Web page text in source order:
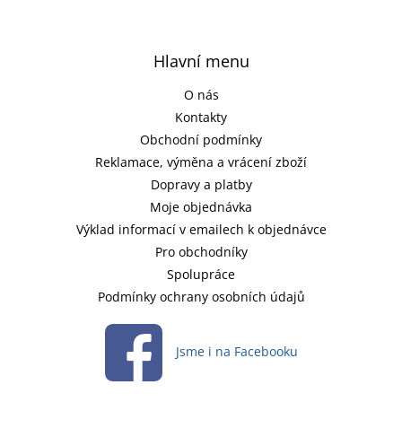
Hlavní menu
O nás
Kontakty
Obchodní podmínky
Reklamace, výměna a vrácení zboží
Dopravy a platby
Moje objednávka
Výklad informací v emailech k objednávce
Pro obchodníky
Spolupráce
Podmínky ochrany osobních údajů
Jsme i na Facebooku